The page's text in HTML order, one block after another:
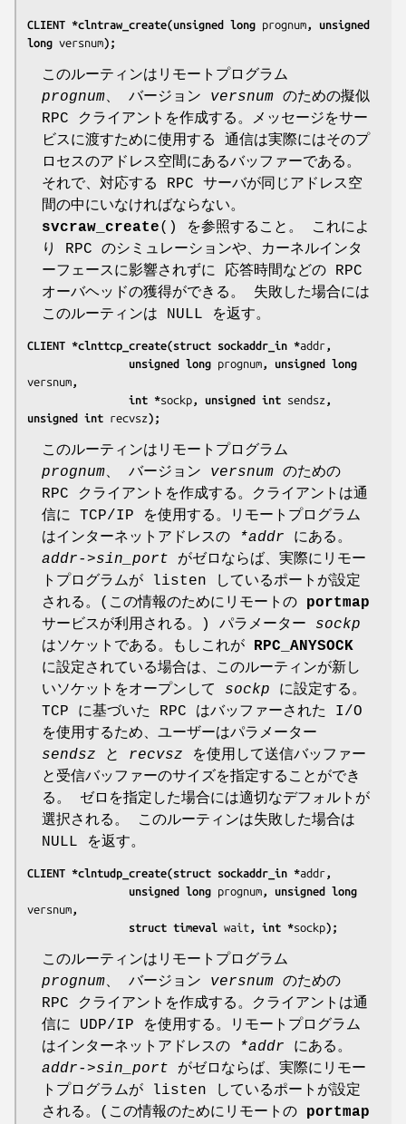
CLIENT *clntraw_create(unsigned long prognum , unsigned
long versnum);
このルーティンはリモートプログラム
prognum、 バージョン versnum のための擬似
RPC クライアントを作成する。メッセージをサー
ビスに渡すために使用する 通信は実際にはそのプ
ロセスのアドレス空間にあるバッファーである。
それで、対応する RPC サーバが同じアドレス空
間の中にいなければならない。
svcraw_create() を参照すること。 これによ
り RPC のシミュレーションや、カーネルインタ
ーフェースに影響されずに 応答時間などの RPC
オーバヘッドの獲得ができる。 失敗した場合には
このルーティンは NULL を返す。
CLIENT *clnttcp_create(struct sockaddr_in *addr ,
                unsigned long
prognum
versnum ,
                int *
sockp , unsigned int sendsz ,
unsigned int recvsz);
このルーティンはリモートプログラム
prognum、 バージョン versnum のための
RPC クライアントを作成する。クライアントは通
信に TCP/IP を使用する。リモートプログラム
はインターネットアドレスの
*addr にある。
addr->sin_port がゼロならば、実際にリモー
トプログラムが listen しているポートが設定
される。(この情報のためにリモートの portmap
サービスが利用される。) パラメーター sockp
はソケットである。もしこれが RPC_ANYSOCK
に設定されている場合は、このルーティンが新し
いソケットをオープンして sockp に設定する。
TCP に基づいた RPC はバッファーされた I/O
を使用するため、ユーザーはパラメーター
sendsz と recvsz を使用して送信バッファー
と受信バッファーのサイズを指定することができ
る。 ゼロを指定した場合には適切なデフォルトが
選択される。 このルーティンは失敗した場合は
NULL を返す。
CLIENT *clntudp_create(struct sockaddr_in *addr ,
                unsigned long
prognum
versnum ,
                struct timeval
wait , int *sockp);
このルーティンはリモートプログラム
prognum、 バージョン versnum のための
RPC クライアントを作成する。クライアントは通
信に UDP/IP を使用する。リモートプログラム
はインターネットアドレスの
*addr にある。
addr->sin_port がゼロならば、実際にリモー
トプログラムが listen しているポートが設定
される。(この情報のためにリモートの portmap